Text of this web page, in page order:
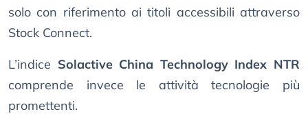
solo con riferimento ai titoli accessibili attraverso
Stock Connect.
L’indice Solactive China Technology Index NTR
comprende invece le attività tecnologie più
promettenti.